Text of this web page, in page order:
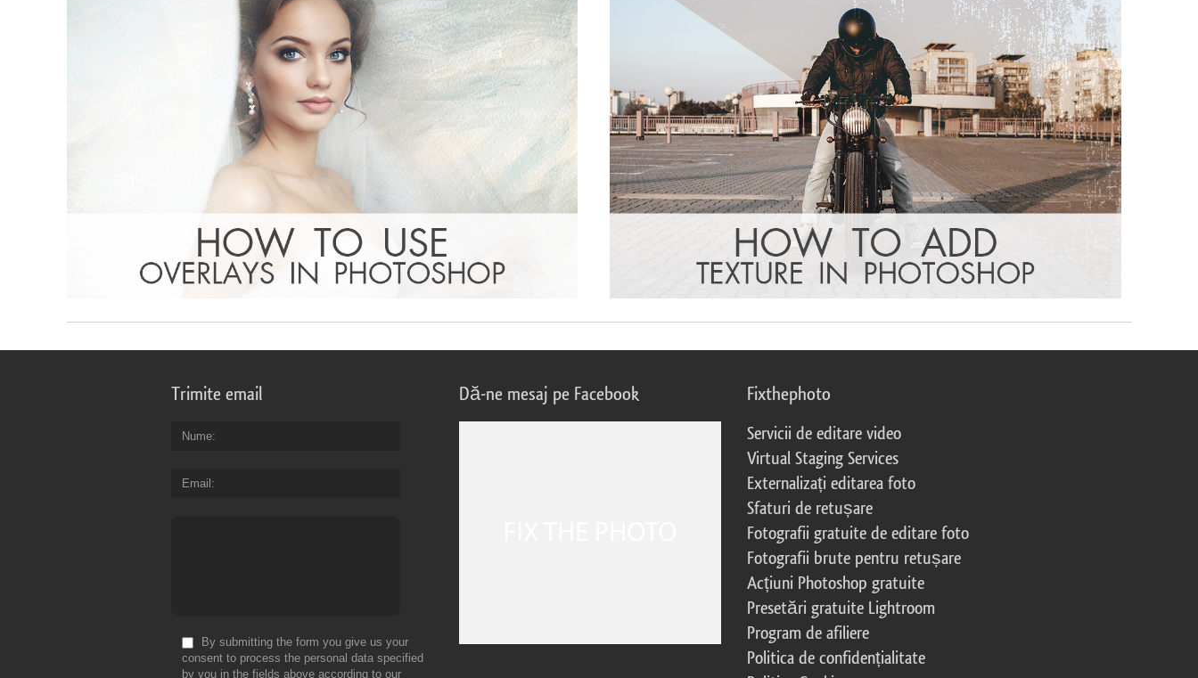
Trimite email
Nume
Email
By submitting the form you give us your
consent to process the personal data specified
by you in the fields above according to our
Dă-ne mesaj pe Facebook Fixthephoto
Servicii de editare video
Virtual Staging Services
Externalizați editarea foto
Sfaturi de retușare
Fotografii gratuite de editare foto
Fotografii brute pentru retușare
Acțiuni Photoshop gratuite
Presetări gratuite Lightroom
Program de afiliere
Politica de confidențialitate